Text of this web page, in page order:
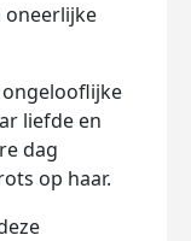
oneerlijke
liefde en
dag
op haar.